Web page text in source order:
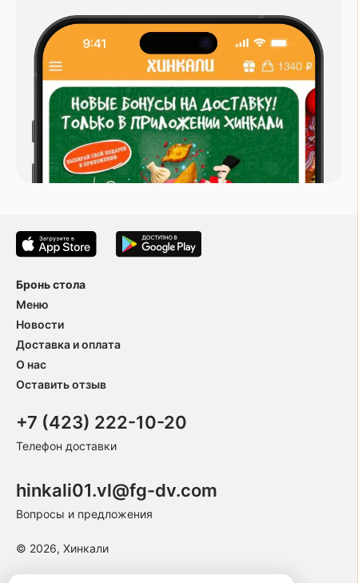
Бронь стола
Меню
Новости
Доставка и оплата
О нас
Оставить отзыв
+7 (423) 222-10-20
Телефон доставки
hinkali01.vl@fg-dv.com
Вопросы и предложения
© 2026, Хинкали